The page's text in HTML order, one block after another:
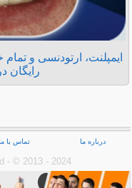
ایمپلنت، ارتودنسی و
رایگان
درباره ما تماس با ما
- © 2013 - 2024